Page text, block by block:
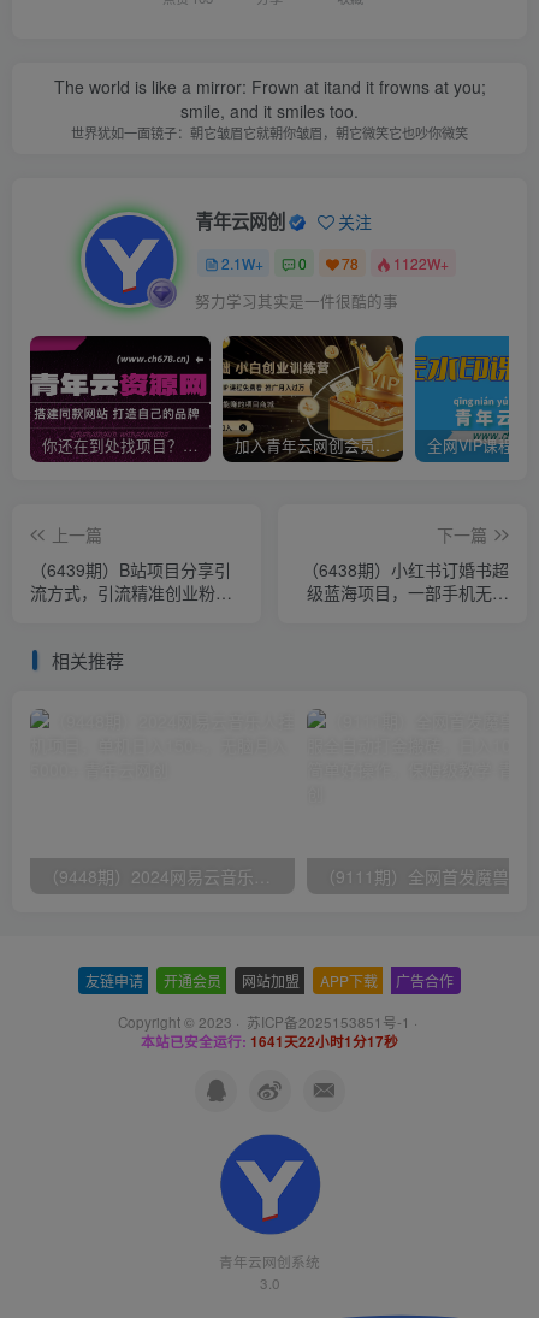
The world is like a mirror: Frown at itand it frowns at you;
smile, and it smiles too.
世界犹如一面镜子：朝它皱眉它就朝你皱眉，朝它微笑它也吵你微笑
青年云网创 关注
2.1W+ 0 78 1122W+
努力学习其实是一件很酷的事
你还在到处找项目？还在当韭菜？我靠卖项目一个月收入5万+，曾经我也是个失败者。 加入青年云网创会员，全站资源免费学习。加入高级合伙人，推广日入1000+
上一篇
（6439期）B站项目分享引
流方式，引流精准创业粉，
下一篇
（6438期）小红书订婚书超
级蓝海项目，一部手机无脑
相关推荐
友链申请 开通会员 网站加盟 APP下载 广告合作
Copyright © 2023 · 苏ICP备2025153851号-1 ·
本站已安全运行: 1641天22小时1分17秒
青年云网创系统
3.0